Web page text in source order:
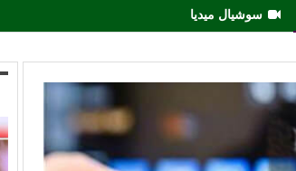
سوشيال ميديا